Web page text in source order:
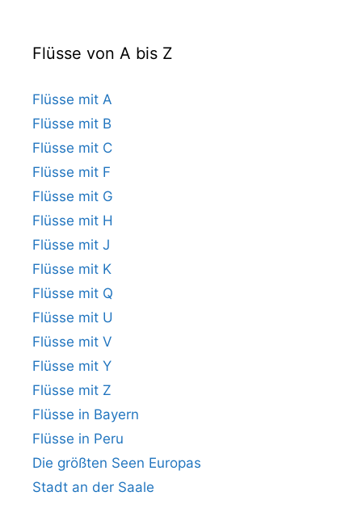
Flüsse von A bis Z
Flüsse mit A
Flüsse mit B
Flüsse mit C
Flüsse mit F
Flüsse mit G
Flüsse mit H
Flüsse mit J
Flüsse mit K
Flüsse mit Q
Flüsse mit U
Flüsse mit V
Flüsse mit Y
Flüsse mit Z
Flüsse in Bayern
Flüsse in Peru
Die größten Seen Europas
Stadt an der Saale